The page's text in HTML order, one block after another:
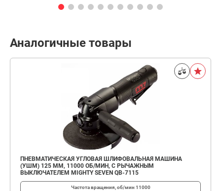
Аналогичные товары
ПНЕВМАТИЧЕСКАЯ УГЛОВАЯ ШЛИФОВАЛЬНАЯ МАШИНА
(УШМ) 125 ММ, 11000 ОБ/МИН, С РЫЧАЖНЫМ
ВЫКЛЮЧАТЕЛЕМ MIGHTY SEVEN QB-7115
Частота вращения, об/мин 11000